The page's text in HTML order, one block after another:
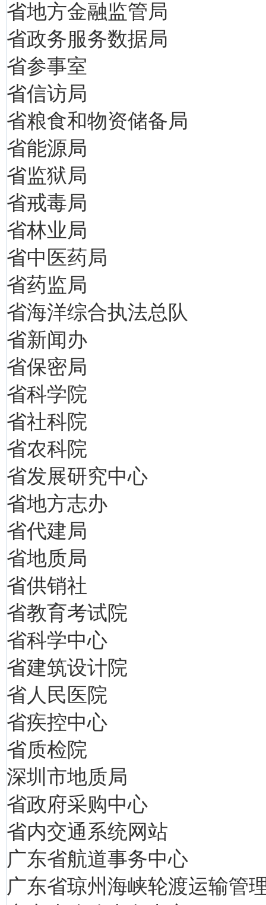
省地方金融监管局
省政务服务数据局
省参事室
省信访局
省粮食和物资储备局
省能源局
省监狱局
省戒毒局
省林业局
省中医药局
省药监局
省海洋综合执法总队
省新闻办
省保密局
省科学院
省社科院
省农科院
省发展研究中心
省地方志办
省代建局
省地质局
省供销社
省教育考试院
省科学中心
省建筑设计院
省人民医院
省疾控中心
省质检院
深圳市地质局
省政府采购中心
省内交通系统网站
广东省航道事务中心
广东省琼州海峡轮渡运输管